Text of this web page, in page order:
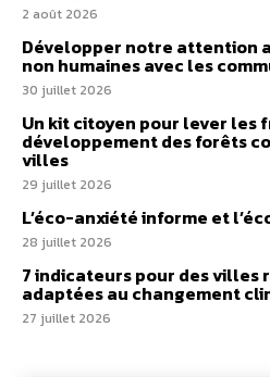
2 août 2026
Développer notre attention
non humaines avec les
30 juillet 2026
Un kit citoyen pour lever les
développement des forêts
villes
29 juillet 2026
L’éco-anxiété informe et
28 juillet 2026
7 indicateurs pour des
adaptées au changement
27 juillet 2026